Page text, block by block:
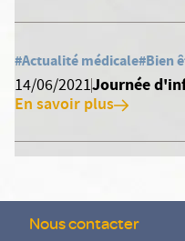
#Actualité médicale#Bien
14/06/2021Journée
En savoir plus
Nous contacter